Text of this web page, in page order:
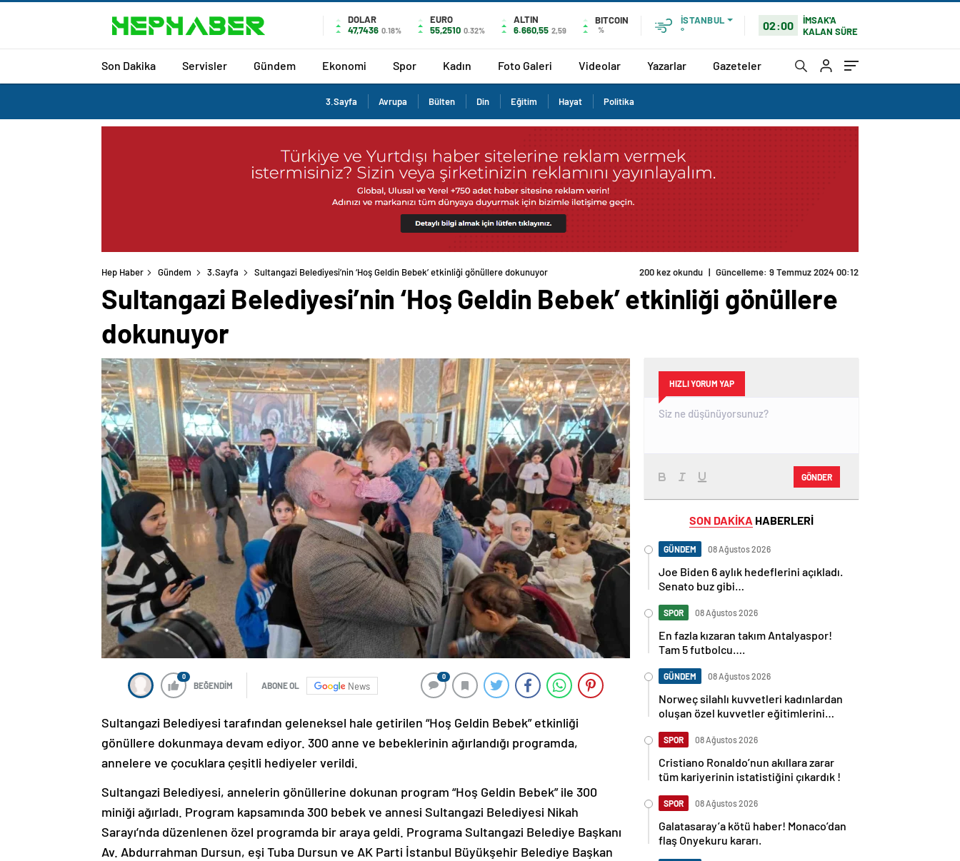
DOLAR
47,7436 0.18%
EURO
55,2510 0.32%
ALTIN
6.660,55 2,59
BITCOIN
%
İSTANBUL
°
02:00
İMSAK'A
KALAN SÜRE
Son Dakika Servisler Gündem Ekonomi Spor Kadın Foto Galeri Videolar Yazarlar Gazeteler
3.Sayfa Avrupa Bülten Din Eğitim Hayat Politika
Hep Haber Gündem 3.Sayfa Sultangazi Belediyesi’nin ‘Hoş Geldin Bebek’ etkinliği gönüllere dokunuyor 200 kez okundu | Güncelleme: 9 Temmuz 2024 00:12
Sultangazi Belediyesi’nin ‘Hoş Geldin Bebek’ etkinliği gönüllere
dokunuyor
0
BEĞENDİM ABONE OL News
0
Sultangazi Belediyesi tarafından geleneksel hale getirilen “Hoş Geldin Bebek” etkinliği
gönüllere dokunmaya devam ediyor. 300 anne ve bebeklerinin ağırlandığı programda,
annelere ve çocuklara çeşitli hediyeler verildi.
Sultangazi Belediyesi, annelerin gönüllerine dokunan program “Hoş Geldin Bebek” ile 300
miniği ağırladı. Program kapsamında 300 bebek ve annesi Sultangazi Belediyesi Nikah
Sarayı’nda düzenlenen özel programda bir araya geldi. Programa Sultangazi Belediye Başkanı
Av. Abdurrahman Dursun, eşi Tuba Dursun ve AK Parti İstanbul Büyükşehir Belediye Başkan
HIZLI YORUM YAP
GÖNDER
SON DAKİKA HABERLERİ
GÜNDEM 08 Ağustos 2026
Joe Biden 6 aylık hedeflerini açıkladı.
Senato buz gibi…
SPOR 08 Ağustos 2026
En fazla kızaran takım Antalyaspor!
Tam 5 futbolcu….
GÜNDEM 08 Ağustos 2026
Norweç silahlı kuvvetleri kadınlardan
oluşan özel kuvvetler eğitimlerini
SPOR 08 Ağustos 2026
Cristiano Ronaldo’nun akıllara zarar
tüm kariyerinin istatistiğini çıkardık !
SPOR 08 Ağustos 2026
Galatasaray’a kötü haber! Monaco’dan
flaş Onyekuru kararı.